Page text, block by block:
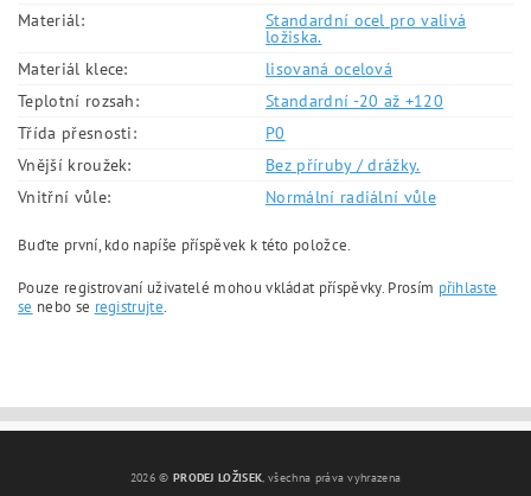
Materiál:
Standardní ocel pro valivá
ložiska.
Materiál klece:
lisovaná ocelová
Teplotní rozsah:
Standardní -20 až +120
Třída přesnosti:
P0
Vnější kroužek:
Bez příruby / drážky.
Vnitřní vůle:
Normální radiální vůle
Buďte první, kdo napíše příspěvek k této položce.
Pouze registrovaní uživatelé mohou vkládat příspěvky. Prosím přihlaste
se nebo se registrujte.
2026 © PRODEJ LOŽISEK, všechna práva vyhrazena